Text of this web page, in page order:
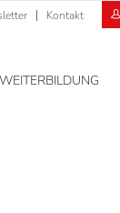
Kontakt
WEITERBILDUNG